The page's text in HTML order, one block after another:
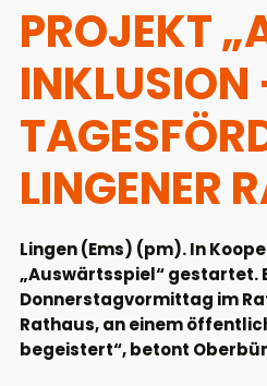
PROJEKT
INKLUSION
LINGENER
Lingen (Ems) (pm). In
„Auswärtsspiel“ gestartet.
Donnerstagvormittag im
Rathaus, an einem
begeistert“, betont